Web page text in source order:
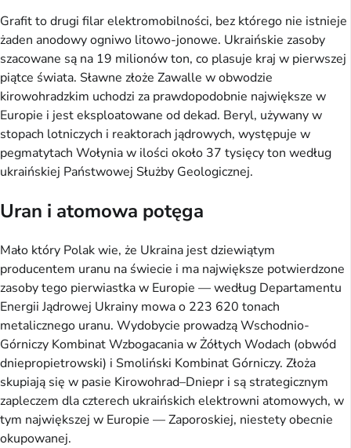
Grafit to drugi filar elektromobilności, bez którego nie istnieje
żaden anodowy ogniwo litowo-jonowe. Ukraińskie zasoby
szacowane są na 19 milionów ton, co plasuje kraj w pierwszej
piątce świata. Sławne złoże Zawalle w obwodzie
kirowohradzkim uchodzi za prawdopodobnie największe w
Europie i jest eksploatowane od dekad. Beryl, używany w
stopach lotniczych i reaktorach jądrowych, występuje w
pegmatytach Wołynia w ilości około 37 tysięcy ton według
ukraińskiej Państwowej Służby Geologicznej.
Uran i atomowa potęga
Mało który Polak wie, że Ukraina jest dziewiątym
producentem uranu na świecie i ma największe potwierdzone
zasoby tego pierwiastka w Europie — według Departamentu
Energii Jądrowej Ukrainy mowa o 223 620 tonach
metalicznego uranu. Wydobycie prowadzą Wschodnio-
Górniczy Kombinat Wzbogacania w Żółtych Wodach (obwód
dniepropietrowski) i Smoliński Kombinat Górniczy. Złoża
skupiają się w pasie Kirowohrad–Dniepr i są strategicznym
zapleczem dla czterech ukraińskich elektrowni atomowych, w
tym największej w Europie — Zaporoskiej, niestety obecnie
okupowanej.